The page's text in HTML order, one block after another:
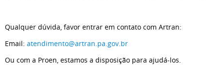
Qualquer dúvida, favor entrar em contato com Artran:
Email: atendimento@artran.pa.gov.br
Ou com a Proen, estamos a disposição para ajudá-los.